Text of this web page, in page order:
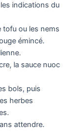
indications du
tofu ou les nems
émincé.
la sauce nuoc
bols, puis
herbes
attendre.